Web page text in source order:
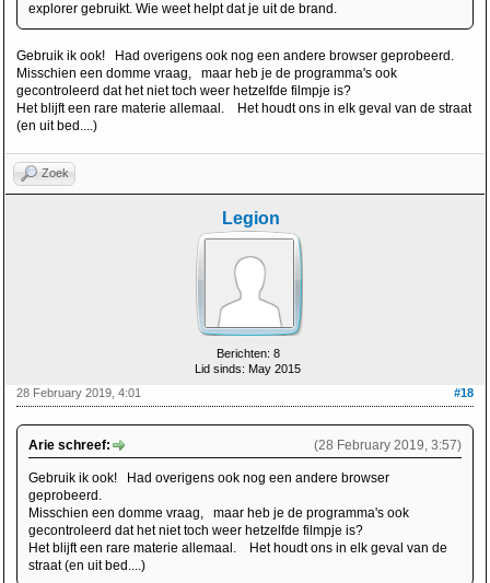
explorer gebruikt. Wie weet helpt dat je uit de brand.
Gebruik ik ook! Had overigens ook nog een andere browser geprobeerd.
Misschien een domme vraag, maar heb je de programma's ook
gecontroleerd dat het niet toch weer hetzelfde filmpje is?
Het blijft een rare materie allemaal. Het houdt ons in elk geval van de straat
(en uit bed....)
Zoek
Legion
Berichten: 8
Lid sinds: May 2015
#18
28 February 2019, 4:01
(28 February 2019, 3:57)
Arie schreef:
Gebruik ik ook! Had overigens ook nog een andere browser
geprobeerd.
Misschien een domme vraag, maar heb je de programma's ook
gecontroleerd dat het niet toch weer hetzelfde filmpje is?
Het blijft een rare materie allemaal. Het houdt ons in elk geval van de
straat (en uit bed....)